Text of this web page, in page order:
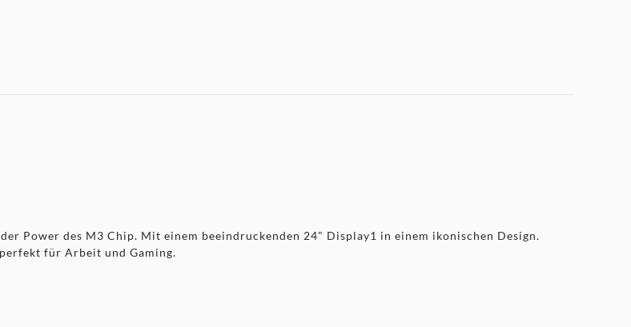
Power des M3 Chip. Mit einem beeindruckenden 24" Display1 in einem ikonischen Design.
für Arbeit und Gaming.